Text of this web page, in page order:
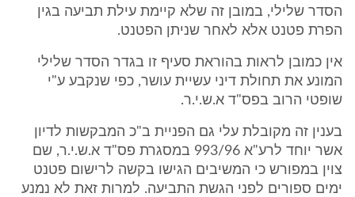
הסדר שלילי, במובן זה שלא קיימת עילת תביעה בגין
הפרת פטנט אלא לאחר שניתן הפטנט.
אין כמובן לראות בהוראת סעיף זו בגדר הסדר שלילי
המונע את תחולת דיני עשיית עושר, כפי שנקבע ע"י
שופטי הרוב בפס"ד א.ש.י.ר.
בענין זה מקובלת עלי גם הפניית ב"כ המבקשות לדיון
אשר יוחד לרע"א 993/96 במסגרת פס"ד א.ש.י.ר, שם
צוין במפורש כי המשיבים הגישו בקשה לרישום פטנט
ימים ספורים לפני הגשת התביעה. למרות זאת לא נמנע